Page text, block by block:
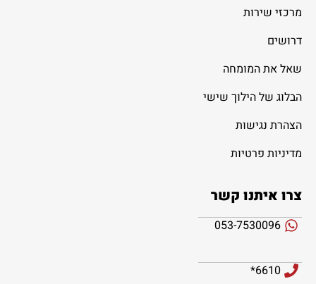
מרכזי שירות
דרושים
שאל את המומחה
הבלוג של הילוך שישי
הצהרת נגישות
מדיניות פרטיות
צרו איתנו קשר
053-7530096
6610*